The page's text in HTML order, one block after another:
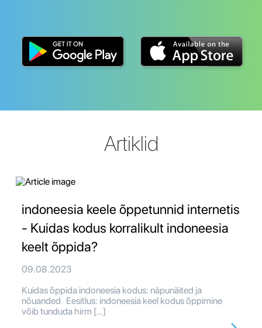
Artiklid
indoneesia keele õppetunnid internetis
- Kuidas kodus korralikult indoneesia
keelt õppida?
09.08.2023
Kuidas õppida indoneesia kodus: näpunäited ja
nõuanded Eesitlus: indoneesia keel kodus õppimine
võib tunduda hirm […]